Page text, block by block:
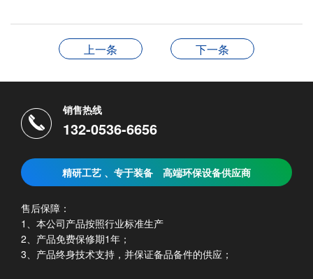
上一条 下一条
销售热线
132-0536-6656
精研工艺 、专于装备 高端环保设备供应商
售后保障：
1、本公司产品按照行业标准生产
2、产品免费保修期1年；
3、产品终身技术支持，并保证备品备件的供应；